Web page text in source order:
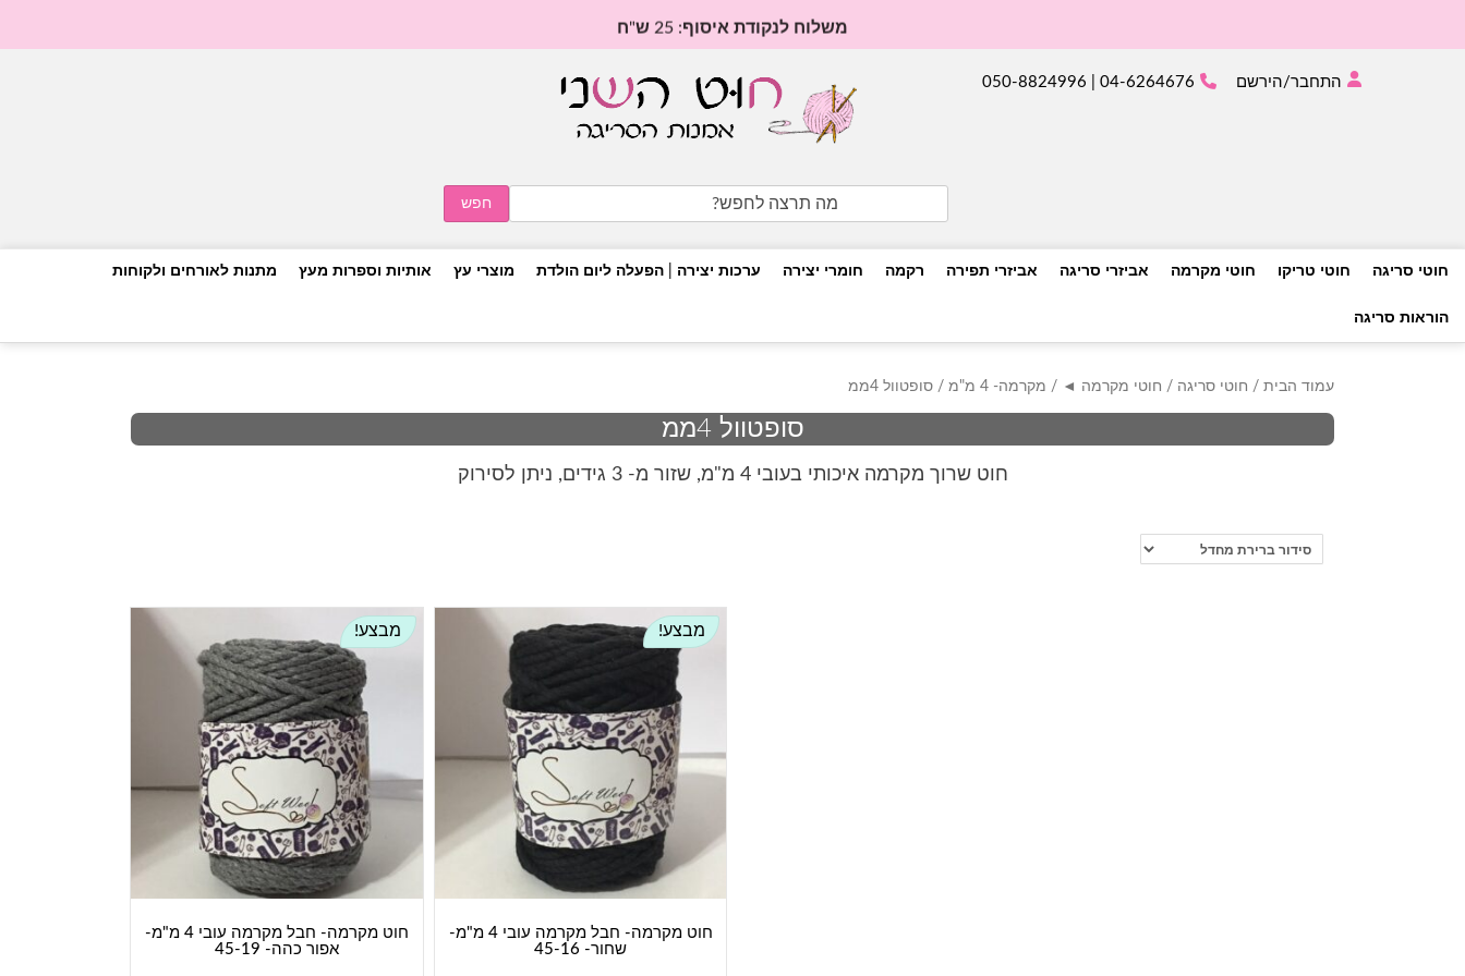
משלוח לנקודת איסוף: 25 ש"ח
for:
התחבר/הירשם 04-6264676 | 050-8824996
חוטי סריגה חוטי טריקו חוטי מקרמה אביזרי סריגה אביזרי תפירה רקמה חומרי יצירה ערכות יצירה | הפעלה ליום הולדת מוצרי עץ אותיות וספרות מעץ מתנות לאורחים ולקוחות
הוראות סריגה
עמוד הבית / חוטי סריגה / חוטי מקרמה ◄ / מקרמה- 4 מ"מ / סופטוול 4ממ
סופטוול 4ממ
חוט שרוך מקרמה איכותי בעובי 4 מ"מ, שזור מ- 3 גידים, ניתן לסירוק
מבצע!
חוט מקרמה- חבל מקרמה עובי 4 מ"מ-
אפור כהה- 45-19
מבצע!
חוט מקרמה- חבל מקרמה עובי 4 מ"מ-
שחור- 45-16